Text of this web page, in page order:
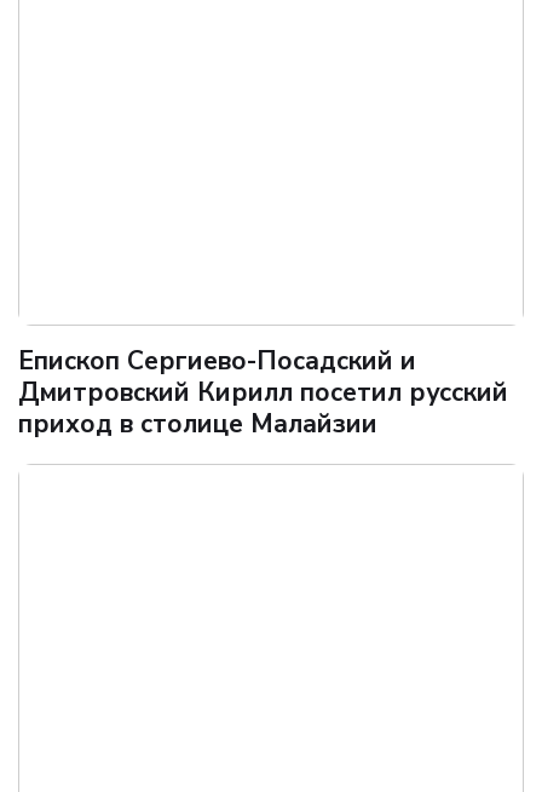
Епископ Сергиево-Посадский и
Дмитровский Кирилл посетил русский
приход в столице Малайзии